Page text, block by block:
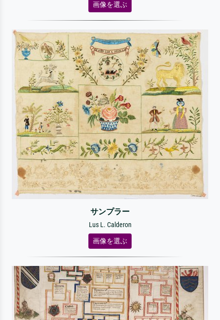
画像を選ぶ
サンプラー
Lus L. Calderon
画像を選ぶ